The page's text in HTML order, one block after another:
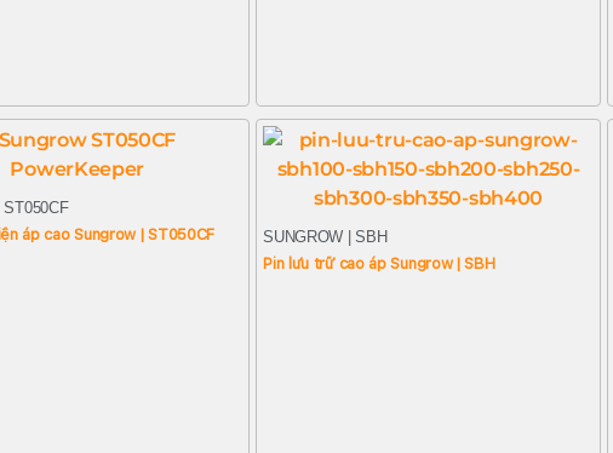
ST050CF
áp cao Sungrow | ST050CF
SUNGROW | SBH
Pin lưu trữ cao áp Sungrow | SBH